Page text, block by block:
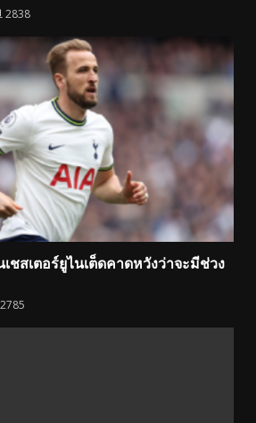
2838
ชสเตอร์ยูไนเต็ดคาดหวังว่าจะมีช่วง
2785